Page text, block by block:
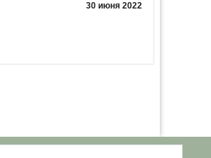
30 июня 2022